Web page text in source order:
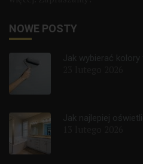
NOWE POSTY
Jak wybierać
Jak najlepiej